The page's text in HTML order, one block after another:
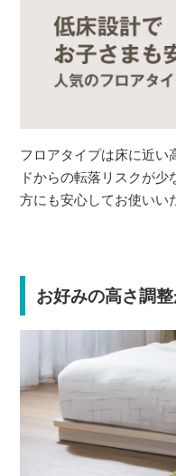
フロアタイプは床に近い
ドからの転落リスクが
方にも安心してお使いい
お好みの高さ調